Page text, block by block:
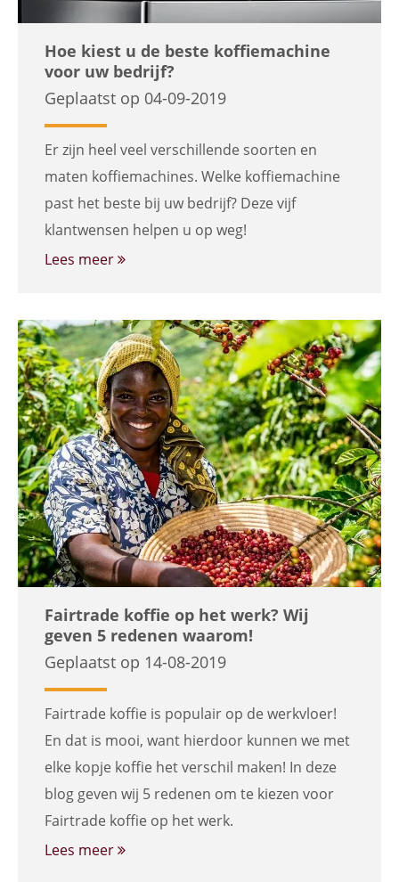
Hoe kiest u de beste koffiemachine
voor uw bedrijf?
Geplaatst op 04-09-2019
Er zijn heel veel verschillende soorten en
maten koffiemachines. Welke koffiemachine
past het beste bij uw bedrijf? Deze vijf
klantwensen helpen u op weg!
Lees meer
Fairtrade koffie op het werk? Wij
geven 5 redenen waarom!
Geplaatst op 14-08-2019
Fairtrade koffie is populair op de werkvloer!
En dat is mooi, want hierdoor kunnen we met
elke kopje koffie het verschil maken! In deze
blog geven wij 5 redenen om te kiezen voor
Fairtrade koffie op het werk.
Lees meer